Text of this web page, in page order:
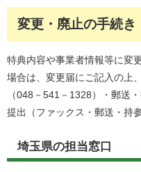
変更・廃止の手続き
特典内容や事業者情報等に変
場合は、変更届にご記入の上
（048－541－1328）・郵送
提出（ファックス・郵送・持
埼玉県の担当窓口